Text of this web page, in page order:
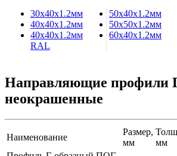
30х40х1.2мм
40х40х1.2мм
40х40х1.2мм
RAL
50х40х1.2мм
50х50х1.2мм
60х40х1.2мм
Направляющие профили
неокрашенные
Наименование
Размер,
мм
мм